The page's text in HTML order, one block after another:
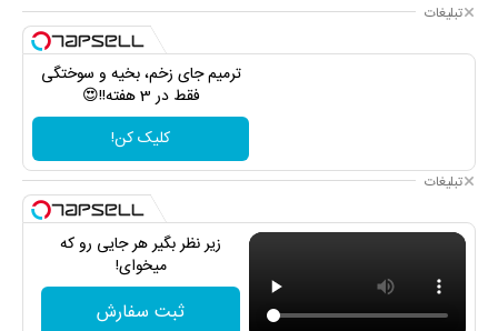
تبلیغات
ترمیم جای زخم، بخیه و سوختگی
فقط در 3 هفته!!😍
کلیک کن!
تبلیغات
زیر نظر بگیر هر جایی رو که
میخوای!
ثبت سفارش